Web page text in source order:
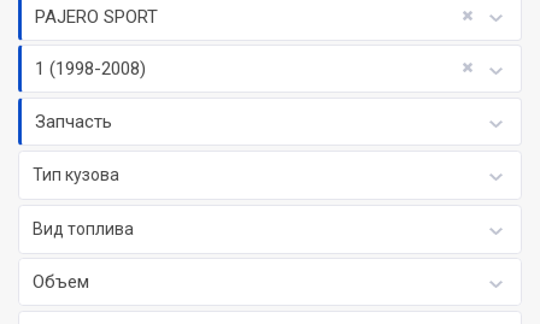
PAJERO SPORT
1 (1998-2008)
Запчасть
Тип кузова
Вид топлива
Объем